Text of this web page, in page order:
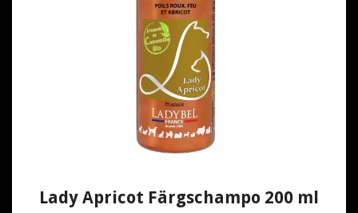
Lady Apricot Färgschampo 200 ml